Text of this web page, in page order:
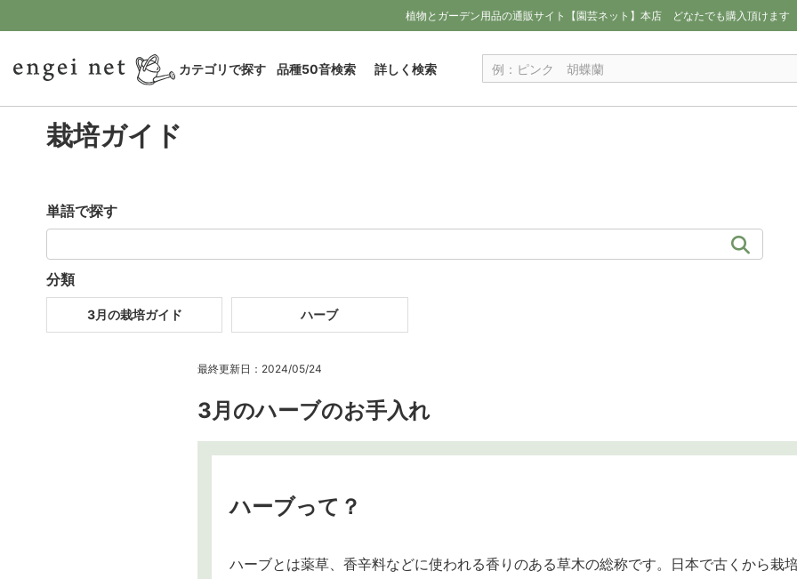
植物とガーデン用品の通販サイト【園芸ネット】本店 どなたでも購入頂けます
カテゴリで探す 品種50音検索 詳しく検索
栽培ガイド
単語で探す
分類
3月の栽培ガイド ハーブ
最終更新日：2024/05/24
3月のハーブのお手入れ
ハーブって？
ハーブとは薬草、香辛料などに使われる香りのある草木の総称です。日本で古くから栽